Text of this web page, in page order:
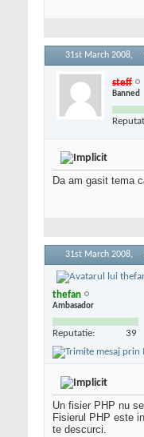
31st March 2008,
steff
Banned
Da am gasit tema
31st March 2008,
thefan
Ambasador
Reputatie: 39
Un fisier PHP nu
Fisierul PHP este
te descurci.